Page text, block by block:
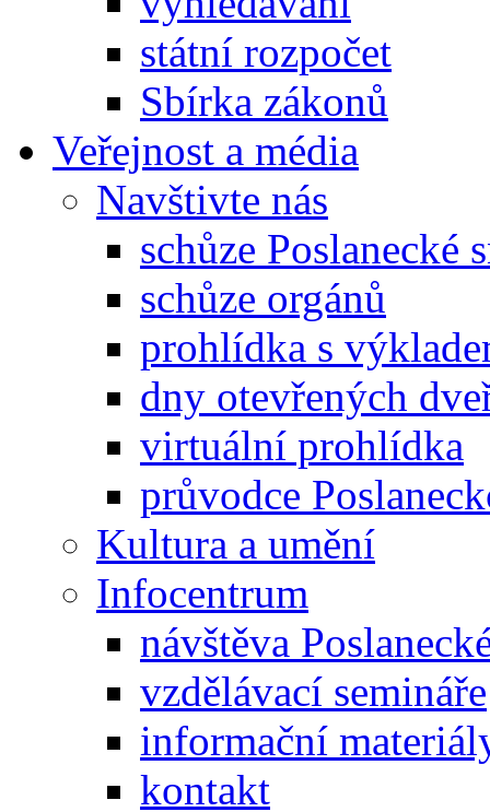
státní rozpočet
Sbírka zákonů
Veřejnost a média
Navštivte nás
schůze Poslanecké
schůze orgánů
prohlídka s
dny otevřených
virtuální prohlídka
průvodce
Kultura a umění
Infocentrum
návštěva
vzdělávací semináře
informační
kontakt